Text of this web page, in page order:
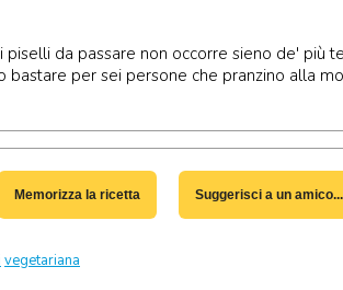
piselli da passare non occorre sieno de' più
bastare per sei persone che pranzino alla
Memorizza la ricetta Suggerisci a un amico...
vegetariana